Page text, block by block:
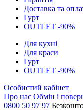
Доставка та
Гурт
OUTLET -90%
Для кухні
Для краси
Гурт
OUTLET -90%
Особистий кабінет
Про нас Обмін і
0800 50 97 97